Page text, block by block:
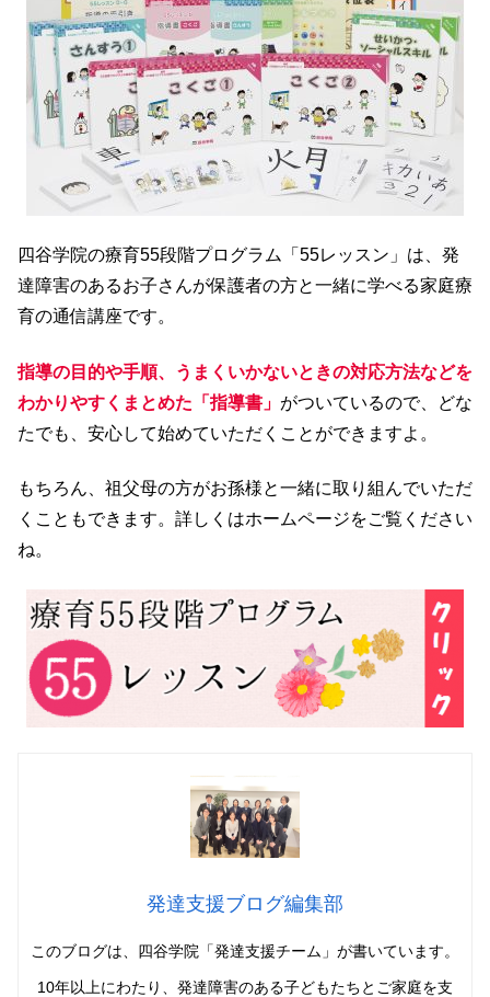
四谷学院の療育55段階プログラム「55レッスン」は、発
達障害のあるお子さんが保護者の方と一緒に学べる家庭療
育の通信講座です。
指導の目的や手順、うまくいかないときの対応方法などを
わかりやすくまとめた「指導書」 がついているので、どな
たでも、安心して始めていただくことができますよ。
もちろん、祖父母の方がお孫様と一緒に取り組んでいただ
くこともできます。詳しくはホームページをご覧ください
ね。
発達支援ブログ編集部
このブログは、四谷学院「発達支援チーム」 が書いています。
10年以上にわたり、発達障害のある子どもたちとご家庭を支